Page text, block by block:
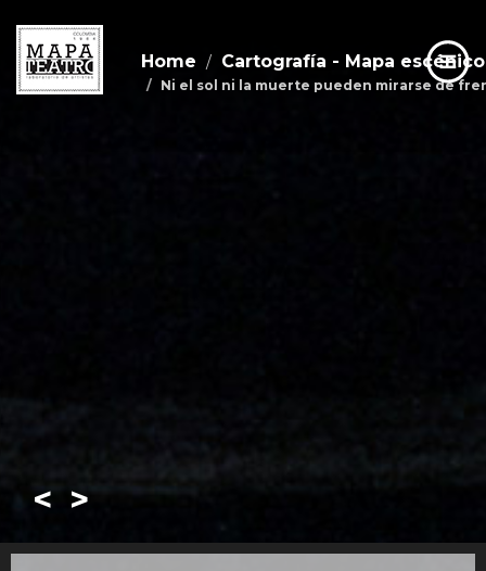
Skip
Home Cartografía - Mapa escénico
Ni el sol ni la muerte pueden mirarse de
< >